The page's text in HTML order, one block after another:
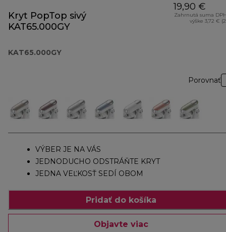
Kryt PopTop sivý
KAT65.000GY
KAT65.000GY
19,90 €
Zahrnutá suma
výške 3,72 €
Porovnať
VÝBER JE NA VÁS
JEDNODUCHO ODSTRÁŇTE KRYT
JEDNA VEĽKOSŤ SEDÍ OBOM
Pridať do košíka
Objavte viac